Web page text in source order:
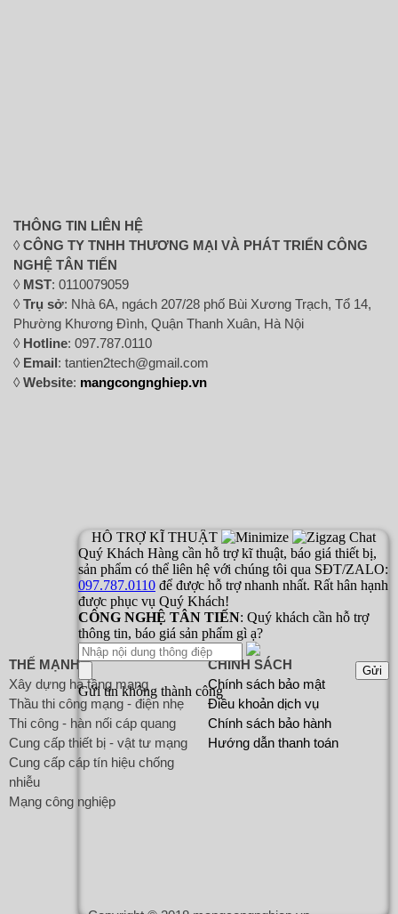
THÔNG TIN LIÊN HỆ
◊CÔNG TY TNHH THƯƠNG MẠI VÀ PHÁT TRIỂN CÔNG
NGHỆ TÂN TIẾN
◊ MST: 0110079059
◊Trụ sở: Nhà 6A, ngách 207/28 phố Bùi Xương Trạch, Tổ 14,
Phường Khương Đình, Quận Thanh Xuân, Hà Nội
◊ Hotline: 097.787.0110
◊ Email: tantien2tech@gmail.com
◊Website: mangcongnghiep.vn
THẾ MẠNH
Xây dựng hạ tầng mạng
Thầu thi công mạng - điện nhẹ
Thi công - hàn nối cáp quang
Cung cấp thiết bị - vật tư mạng
Cung cấp cáp tín hiệu chống
nhiễu
Mạng công nghiệp
CHÍNH SÁCH
Chính sách bảo mật
Điều khoản dịch vụ
Chính sách bảo hành
Hướng dẫn thanh toán